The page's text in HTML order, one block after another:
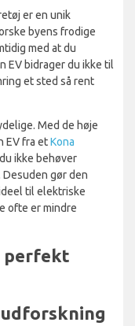
er en unik
byens frodige
med at du
EV bidrager du ikke til
et sted så rent
Med de høje
EV fra etKona
ikke behøver
Desuden gør den
til elektriske
ofte er mindre
perfekt